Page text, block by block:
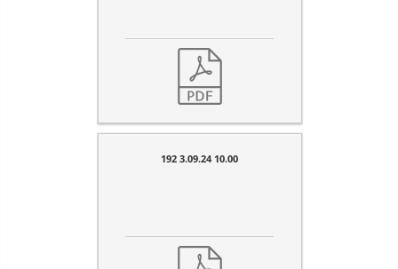
192 3.09.24 10.00